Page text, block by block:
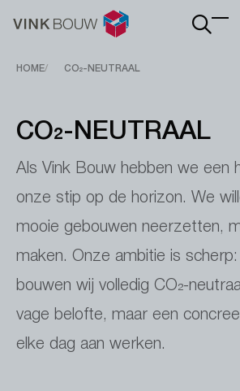
Main
Breadcrumb
HOME CO₂-NEUTRAAL
CO₂-NEUTRAAL
Als Vink Bouw hebben we een
onze stip op de horizon. We
mooie gebouwen neerzetten,
maken. Onze ambitie is
bouwen wij volledig CO₂-
vage belofte, maar een
elke dag aan werken.